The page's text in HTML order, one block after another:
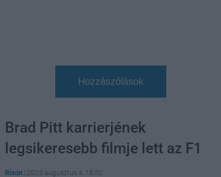
Hozzászólások
Brad Pitt karrierjének
legsikeresebb filmje lett az F1
Rixon | 2025 augusztus 4. 18:32